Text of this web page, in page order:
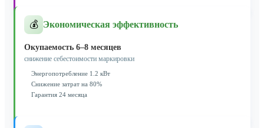
💰 Экономическая эффективность
Окупаемость 6–8 месяцев
снижение себестоимости маркировки
Энергопотребление 1.2 кВт
Снижение затрат на 80%
Гарантия 24 месяца